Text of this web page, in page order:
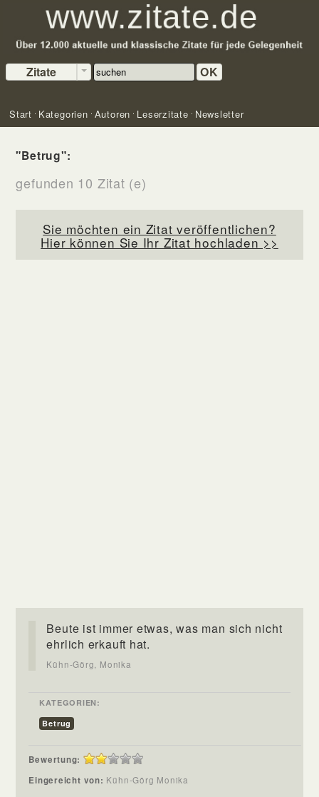
Zitate OK
Start Kategorien Autoren Leserzitate Newsletter
"Betrug":
gefunden 10 Zitat (e)
Sie möchten ein Zitat veröffentlichen?
Hier können Sie Ihr Zitat hochladen >>
Beute ist immer etwas, was man sich nicht
ehrlich erkauft hat.
Kühn-Görg, Monika
KATEGORIEN:
Betrug
Bewertung:
Eingereicht von: Kühn-Görg Monika